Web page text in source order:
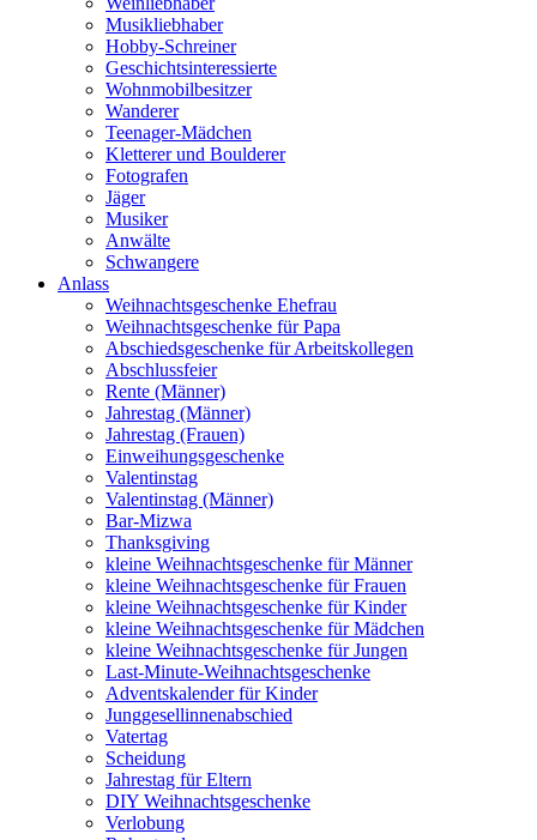
Musikliebhaber
Hobby-Schreiner
Geschichtsinteressierte
Wohnmobilbesitzer
Wanderer
Teenager-Mädchen
Kletterer und Boulderer
Fotografen
Jäger
Musiker
Anwälte
Schwangere
Anlass
Weihnachtsgeschenke Ehefrau
Weihnachtsgeschenke für Papa
Abschiedsgeschenke für Arbeitskollegen
Abschlussfeier
Rente (Männer)
Jahrestag (Männer)
Jahrestag (Frauen)
Einweihungsgeschenke
Valentinstag
Valentinstag (Männer)
Bar-Mizwa
Thanksgiving
kleine Weihnachtsgeschenke für Männer
kleine Weihnachtsgeschenke für Frauen
kleine Weihnachtsgeschenke für Kinder
kleine Weihnachtsgeschenke für Mädchen
kleine Weihnachtsgeschenke für Jungen
Last-Minute-Weihnachtsgeschenke
Adventskalender für Kinder
Junggesellinnenabschied
Vatertag
Scheidung
Jahrestag für Eltern
DIY Weihnachtsgeschenke
Verlobung